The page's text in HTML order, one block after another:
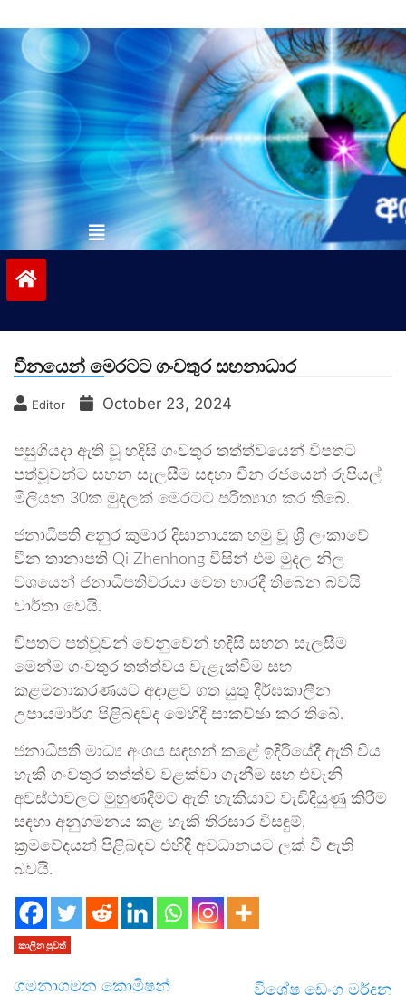
to
contentvinivida.lk
චීනයෙන් මෙරටට ගංවතුර සහනාධාර
Editor October 23, 2024
පසුගියදා ඇති වූ හදිසි ගංවතුර තත්ත්වයෙන් විපතට
පත්වූවන්ට සහන සැලසීම සඳහා චීන රජයෙන් රුපියල්
මිලියන 30ක මුදලක් මෙරටට පරිත්‍යාග කර තිබේ.
ජනාධිපති අනුර කුමාර දිසානායක හමු වූ ශ්‍රී ලංකාවේ
චීන තානාපති Qi Zhenhong විසින් එම මුදල නිල
වශයෙන් ජනාධිපතිවරයා වෙත භාරදී තිබෙන බවයි
වාර්තා වෙයි.
විපතට පත්වූවන් වෙනුවෙන් හදිසි සහන සැලසීම
මෙන්ම ගංවතුර තත්ත්වය වැළැක්වීම සහ
කළමනාකරණයට අදාළව ගත යුතු දීර්ඝකාලීන
උපායමාර්ග පිළිබඳවද මෙහිදී සාකච්ඡා කර තිබේ.
ජනාධිපති මාධ්‍ය අංශය සඳහන් කළේ ඉදිරියේදී ඇති විය
හැකි ගංවතුර තත්ත්ව වළක්වා ගැනීම සහ එවැනි
අවස්ථාවලට මුහුණදීමට ඇති හැකියාව වැඩිදියුණු කිරීම
සඳහා අනුගමනය කළ හැකි තිරසාර විසඳුම්,
ක්‍රමවේදයන් පිළිබඳව එහිදී අවධානයට ලක් වී ඇති
බවයි.
කාලීන පුවත්
ගමනාගමන කොමිෂන්
විශේෂ ඩෙංගු මර්දන